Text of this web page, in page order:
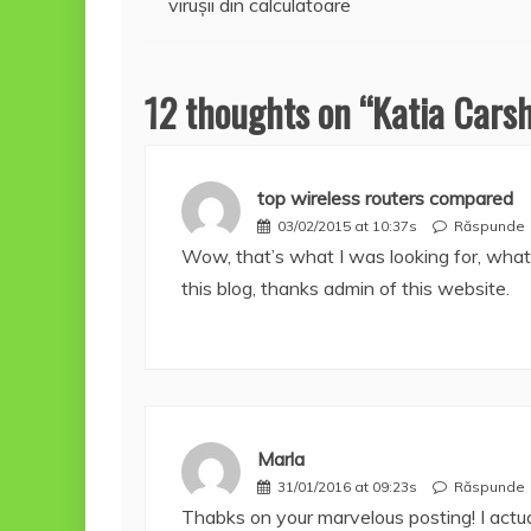
articole
12 thoughts on “Katia
top wireless routers compared
03/02/2015 at 10:37s Răspunde
Wow, that’s what I was looking for,
this blog, thanks admin of this website.
Marla
31/01/2016 at 09:23s Răspunde
Thabks on your marvelous posting! I